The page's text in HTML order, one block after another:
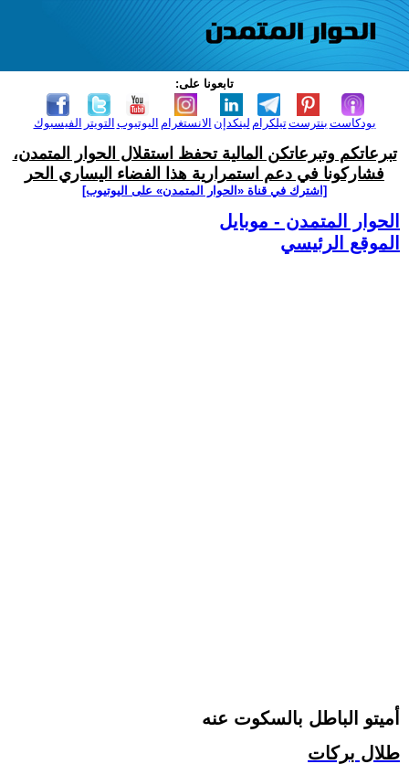
تابعونا على:
الفيسبوك التويتر اليوتيوب الانستغرام لينكدإن تيلكرامبنترست بودكاست
تبرعاتكم وتبرعاتكن المالية تحفظ استقلال الحوار المتمدن،
فشاركونا في دعم استمرارية هذا الفضاء اليساري الحر
[اشترك في قناة ‫«الحوار المتمدن» على اليوتيوب]
الحوار المتمدن - موبايل
الموقع الرئيسي
أميتو الباطل بالسكوت عنه
طلال بركات